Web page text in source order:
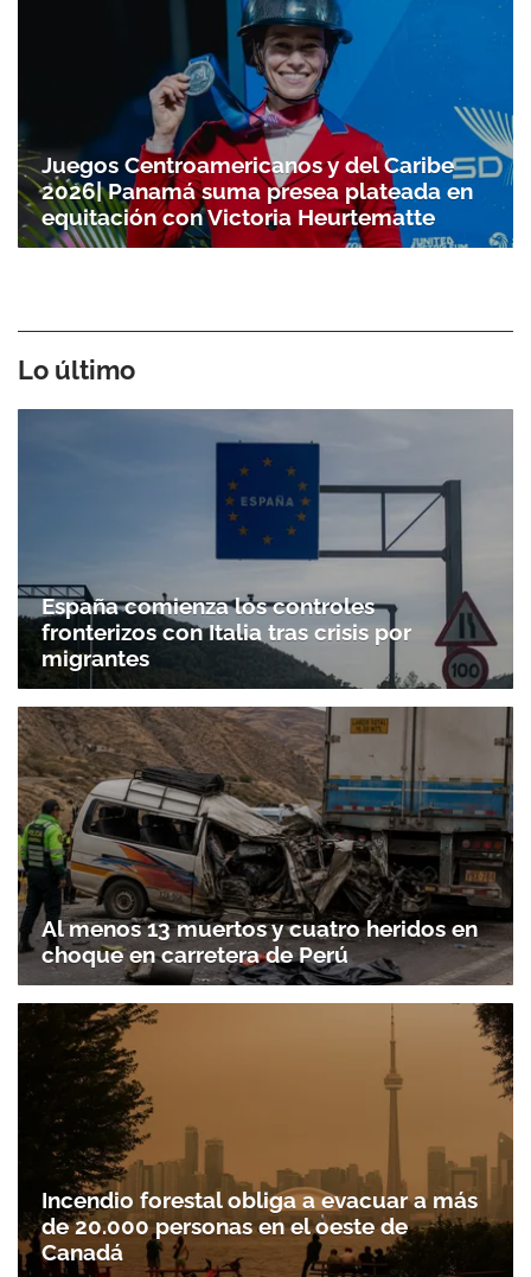
Juegos Centroamericanos y del Caribe
2026| Panamá suma presea plateada en
equitación con Victoria Heurtematte
Lo último
España comienza los controles
fronterizos con Italia tras crisis por
migrantes
Al menos 13 muertos y cuatro heridos en
choque en carretera de Perú
Incendio forestal obliga a evacuar a más
de 20.000 personas en el oeste de
Canadá